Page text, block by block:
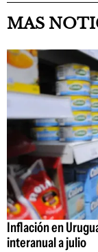
MAS
Inflación en
interanual a julio